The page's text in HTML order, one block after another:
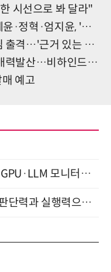
시선으로 봐 달라"
엄지윤, 'MZ잼' 터졌다
…'근거 있는 자신감'
산…비하인드컷 공개
예고
[올쇼TV] AI 시대의 옵저버빌리티: GPU·LLM 모니터링부터 AI 기반 장애 대응까지 (8/11 생방송)
“문서에 묻힌 지식을 꺼내, 회사의 판단력과 실행력으로 바꾸다” (8/20)